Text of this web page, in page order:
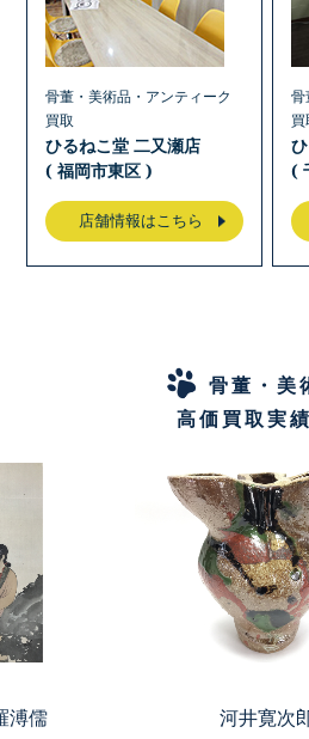
骨董・美術品・アンティーク
買取
ひるねこ堂 二又瀬店
( 福岡市東区 )
店舗情報はこちら
骨
買
(
骨董・美
高価買取実
溥儒
河井寛次